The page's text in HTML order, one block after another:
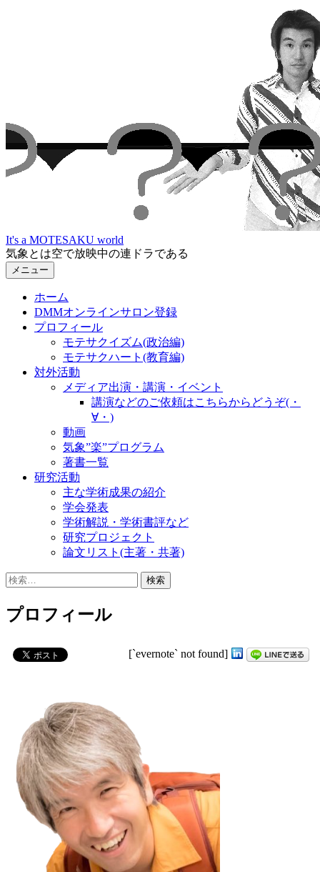
ッ
プ
It's a MOTESAKU world
気象とは空で放映中の連ドラである
メニュー
ホーム
DMMオンラインサロン登録
プロフィール
モテサクイズム(政治編)
モテサクハート(教育編)
対外活動
メディア出演・講演・イベント
講演などのご依頼はこちらからどうぞ(・
∀・)
動画
気象”楽”プログラム
著書一覧
研究活動
主な学術成果の紹介
学会発表
学術解説・学術書評など
研究プロジェクト
論文リスト(主著・共著)
検
プロフィール
[`evernote` not found]